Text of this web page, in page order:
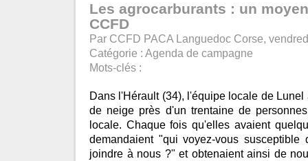
Les agrocarburants : un
CCFD
Par CCFD PACA Languedoc Corse,
Catégorie : Agenda de campagne
Mots-clés :
Dans l'Hérault (34), l'équipe locale de
de neige près d'un trentaine de
locale. Chaque fois qu'elles avaient
demandaient "qui voyez-vous susceptible
joindre à nous ?" et obtenaient ainsi de